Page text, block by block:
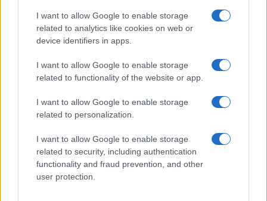
I want to allow Google to enable storage
related to analytics like cookies on web or
device identifiers in apps.
I want to allow Google to enable storage
related to functionality of the website or app.
I want to allow Google to enable storage
related to personalization.
I want to allow Google to enable storage
related to security, including authentication
functionality and fraud prevention, and other
user protection.
Salmo finisce in ospedale a Catania, ma il tour
Jovanotti, Gabry Ponte e Alfa: Olbia ombelico del
mondo per una notte
Giorgia Meloni a La Maddalena, la vicesindaco:
“Orgoglio e discrezione per visita privata̶…